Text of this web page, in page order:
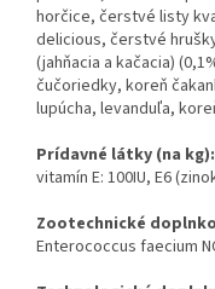
horčice, čerstvé listy
delicious, čerstvé
(jahňacia a kačacia)
čučoriedky, koreň
lupúcha, levanduľa,
Prídavné látky (na
vitamín E: 100IU, E6
Zootechnické
Enterococcus faecium